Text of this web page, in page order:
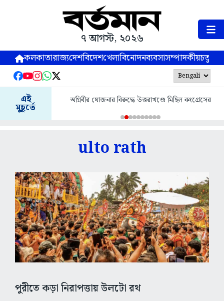
৭ আগস্ট, ২০২৬
কলকাতারাজ্যদেশবিদেশখেলাবিনোদনব্যবসাসম্পাদকীয়
এই
মুহূর্তে
অগ্নিবীর যোজনার বিরুদ্ধে উত্তরাখণ্ডে মিছিল কংগ্রেসের
ulto rath
পুরীতে কড়া নিরাপত্তায় উলটো রথ